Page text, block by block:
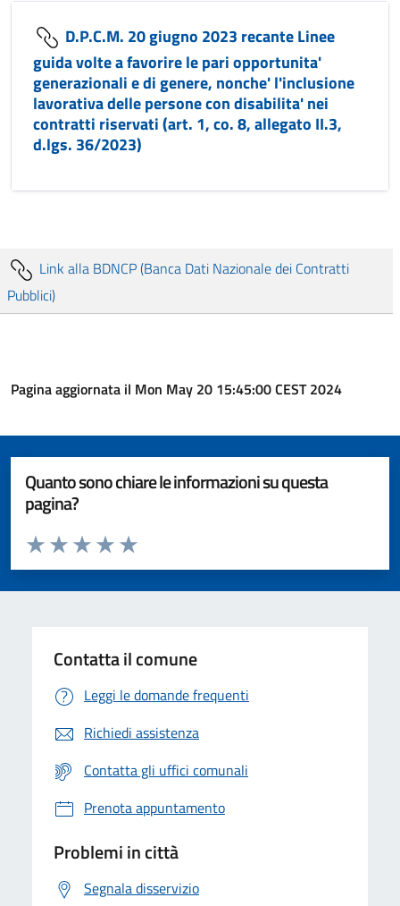
D.P.C.M. 20 giugno 2023 recante Linee
guida volte a favorire le pari opportunita'
generazionali e di genere, nonche' l'inclusione
lavorativa delle persone con disabilita' nei
contratti riservati (art. 1, co. 8, allegato II.3,
d.lgs. 36/2023)
Link alla BDNCP (Banca Dati Nazionale dei Contratti
Pubblici)
Pagina aggiornata il Mon May 20 15:45:00 CEST 2024
Quanto sono chiare le informazioni su questa
pagina?
Valuta da 1 a 5 stelle la pagina
Valuta 5 stelle su 5
Valuta 4 stelle su 5
Valuta 3 stelle su 5
Valuta 2 stelle su 5
Valuta 1 stelle su 5
Contatta il comune
Leggi le domande frequenti
Richiedi assistenza
Contatta gli uffici comunali
Prenota appuntamento
Problemi in città
Segnala disservizio